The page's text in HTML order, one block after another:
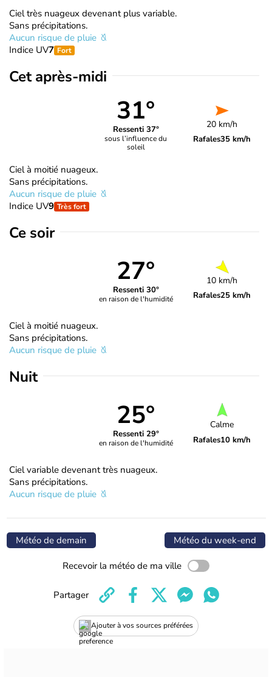
Ciel très nuageux devenant plus variable.
Sans précipitations.
Aucun risque de pluie
Indice UV7 Fort
Cet après-midi
31°
Ressenti 37°
sous l’influence du
soleil
20 km/h
Rafales35 km/h
Ciel à moitié nuageux.
Sans précipitations.
Aucun risque de pluie
Indice UV9 Très fort
Ce soir
27°
Ressenti 30°
en raison de l'humidité
10 km/h
Rafales25 km/h
Ciel à moitié nuageux.
Sans précipitations.
Aucun risque de pluie
Nuit
25°
Ressenti 29°
en raison de l'humidité
Calme
Rafales10 km/h
Ciel variable devenant très nuageux.
Sans précipitations.
Aucun risque de pluie
Météo de demain Météo du week-end
Recevoir la météo de ma ville
Ajouter à vos sources préférées
Partager